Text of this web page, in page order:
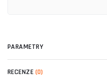
PARAMETRY
RECENZE (0)